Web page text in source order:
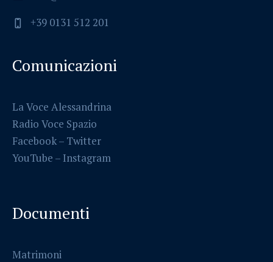
+39 0131 512 201
Comunicazioni
La Voce Alessandrina
Radio Voce Spazio
Facebook– Twitter
YouTube – Instagram
Documenti
Matrimoni